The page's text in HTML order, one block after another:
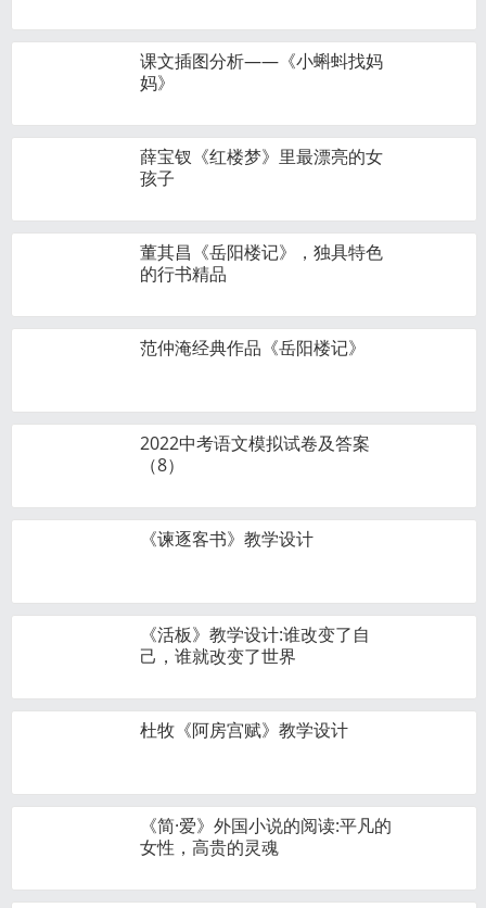
课文插图分析——《小蝌蚪找妈
妈》
薛宝钗《红楼梦》里最漂亮的女
孩子
董其昌《岳阳楼记》，独具特色
的行书精品
范仲淹经典作品《岳阳楼记》
2022中考语文模拟试卷及答案
（8）
《谏逐客书》教学设计
《活板》教学​设计:谁改变了自
己，谁就改变了世界
杜牧《阿房宫赋》教学设计
《简·爱》外国小说的阅读:平凡的
女性，高贵的灵魂